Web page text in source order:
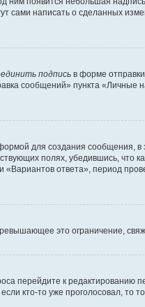
сами написать о сделанных
подпись в форме
сообщений» пункта «Личные
для создания сообщения, в
полях, убедившись, что
ответа», период
это ограничение,
перейдите к редактированию
кто-то уже проголосовал, то